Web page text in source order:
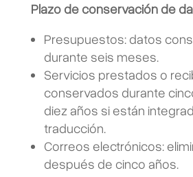
Plazo de conservación de
Presupuestos: datos
durante seis meses.
Servicios prestados o
conservados durante
diez años si están
traducción.
Correos electrónicos:
después de cinco años.